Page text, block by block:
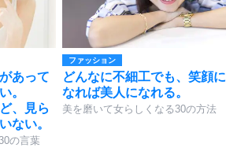
あって
。
、見ら
ない。
の言葉
ファッション
どんなに不細工でも、笑顔に
なれば美人になれる。
美を磨いて女らしくなる30の方法